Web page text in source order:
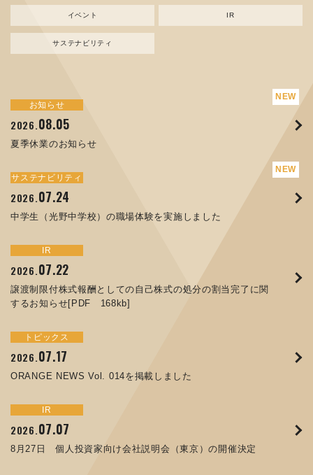
イベント IR
サステナビリティ
お知らせ
2026.08.05
夏季休業のお知らせ
サステナビリティ
2026.07.24
中学生（光野中学校）の職場体験を実施しました
IR
2026.07.22
譲渡制限付株式報酬としての自己株式の処分の割当完了に関
するお知らせ[PDF 168kb]
トピックス
2026.07.17
ORANGE NEWS Vol. 014を掲載しました
IR
2026.07.07
8月27日 個人投資家向け会社説明会（東京）の開催決定
新規事業
2024.04.10
資源ごみAI 自動選別機 販売開始のお知らせ
お知らせ
2026.08.05
夏季休業のお知らせ
お知らせ
2025.11.17
コラムを更新しました：MECT2025(メカトロテックジャパ
お知らせ
2025.09.02
XWT-8 日本デザイン振興会賞受賞！
お知らせ
2025.05.29
コラムを更新しました：MEX金沢2025(第61回機械工業見本
お知らせ
2025.05.15
トピックス
2026.07.17
ORANGE NEWS Vol. 014を掲載しました
トピックス
2026.04.17
ORANGE NEWS Vol. 013を掲載しました
トピックス
2025.10.01
高松流技Vol.25を掲載しました
2025.09.10
ORANGE NEWS Vol. 011を掲載しました
2025.07.31
ORANGE NEWS Vol. 010を掲載しました
イベント
2026.04.03
MEX金沢2026 出展のご案内 ※終了しました
イベント
2025.08.29
MECT 2025 出展のご案内 ※終了しました
イベント
2025.04.16
MEX金沢2025 出展のご案内 ※終了しました
2024.09.26
JIMTOF2024 出展のご案内 ※終了しました
2024.05.13
MEX金沢2024 学生向け会社説明コーナー予約のご案内 ※
終了しました
IR
2026.07.22
譲渡制限付株式報酬としての自己株式の処分の割当完了に関
IR
2026. 07.07
IR
2026.07.01
コーポレートガバナンス報告書を更新しました
IR
2026.06.26
第65回定時株主総会のご報告を掲載しました
IR
2026.06.25
譲渡制限付株式報酬としての自己株式の処分に関するお知ら
サステナビリティ
2026.07.24
中学生（光野中学校）の職場体験を実施しました
サステナビリティ
2026.06.12
人材戦略を策定しました
サステナビリティ
2026.03.26
「健康経営優良法人２０２６（大規模法人部門）」に認定さ
れました
サステナビリティ
2025.12.09
令和７年度石川県ワークライフバランス企業知事表彰「優良
サステナビリティ
2025.12.04